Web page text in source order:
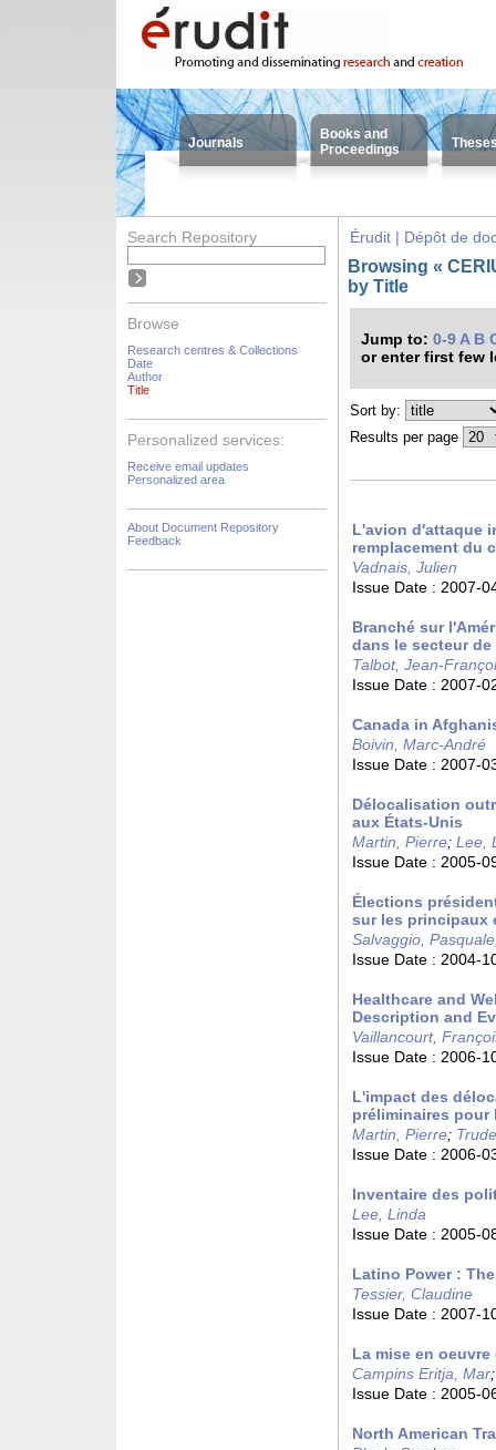
Journals
Books and
Proceedings
Search Repository
Browse
Research centres & Collections
Date
Author
Title
Personalized services:
Receive email updates
Personalized area
About Document Repository
Feedback
Érudit | Dépôt de
Browsing «
by Title
Jump to: 0-9 A B
or enter first few
Sort by:
Results per page
L'avion d'attaque
remplacement du
Vadnais, Julien
Issue Date : 2007-
Branché sur
dans le secteur de
Talbot, Jean-
Issue Date : 2007-
Canada in
Boivin, Marc-André
Issue Date : 2007-
Délocalisation
aux États-Unis
Martin, Pierre; Lee,
Issue Date : 2005-
Élections
sur les principaux
Salvaggio, Pasquale
Issue Date : 2004-
Healthcare and
Description and
Vaillancourt,
Issue Date : 2006-
L'impact des
préliminaires pour
Martin, Pierre;
Issue Date : 2006-
Inventaire des
Lee, Linda
Issue Date : 2005-
Latino Power :
Tessier, Claudine
Issue Date : 2007-
La mise en
Campins Eritja, Mar
Issue Date : 2005-
North American